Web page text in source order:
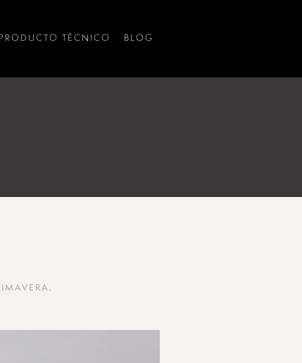
PRODUCTO TÉCNICO BLOG
.